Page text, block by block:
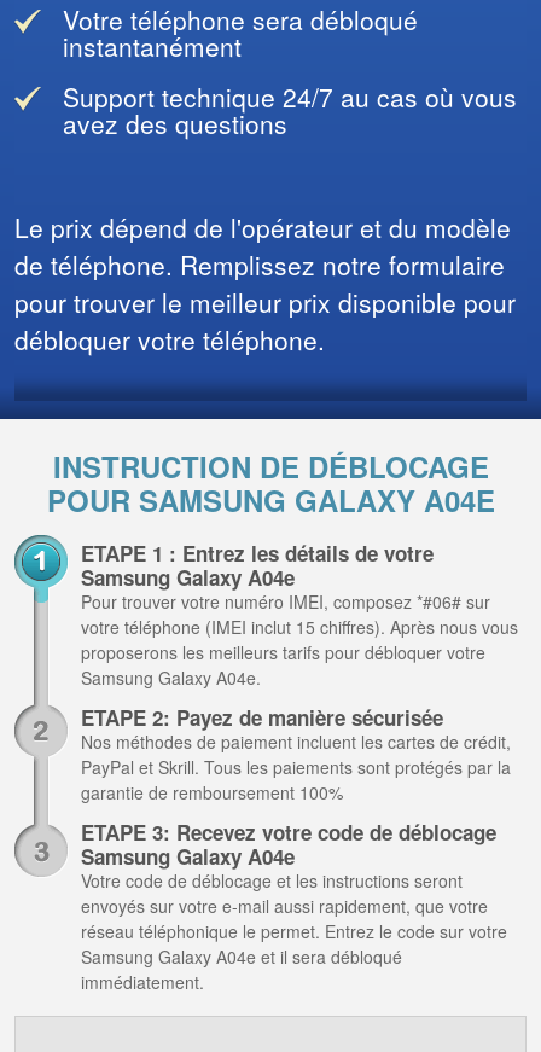
Votre téléphone sera débloqué
instantanément
Support technique 24/7 au cas où vous
avez des questions
Le prix dépend de l'opérateur et du modèle
de téléphone. Remplissez notre formulaire
pour trouver le meilleur prix disponible pour
débloquer votre téléphone.
INSTRUCTION DE DÉBLOCAGE
POUR SAMSUNG GALAXY A04E
ETAPE 1 : Entrez les détails de votre
Samsung Galaxy A04e
Pour trouver votre numéro IMEI, composez *#06# sur
votre téléphone (IMEI inclut 15 chiffres). Après nous vous
proposerons les meilleurs tarifs pour débloquer votre
Samsung Galaxy A04e.
ETAPE 2: Payez de manière sécurisée
Nos méthodes de paiement incluent les cartes de crédit,
PayPal et Skrill. Tous les paiements sont protégés par la
garantie de remboursement 100%
ETAPE 3: Recevez votre code de déblocage
Samsung Galaxy A04e
Votre code de déblocage et les instructions seront
envoyés sur votre e-mail aussi rapidement, que votre
réseau téléphonique le permet. Entrez le code sur votre
Samsung Galaxy A04e et il sera débloqué
immédiatement.